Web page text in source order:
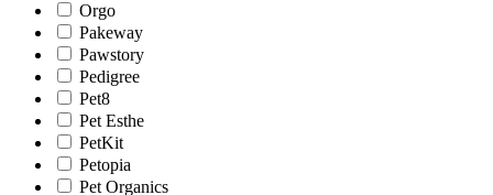
Orgo
Pakeway
Pawstory
Pedigree
Pet8
Pet Esthe
PetKit
Petopia
Pet Organics